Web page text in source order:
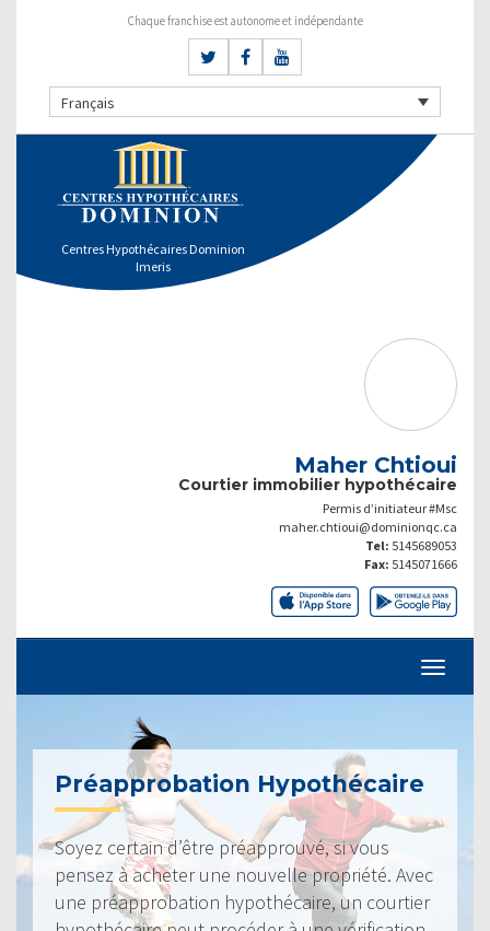
Chaque franchise est autonome et indépendante
Français
Centres Hypothécaires Dominion
Imeris
Maher Chtioui
Courtier immobilier hypothécaire
Permis d’initiateur #Msc
maher.chtioui@dominionqc.ca
Tel: 5145689053
Fax: 5145071666
Préapprobation Hypothécaire
Soyez certain d’être préapprouvé, si vous
pensez à acheter une nouvelle propriété. Avec
une préapprobation hypothécaire, un courtier